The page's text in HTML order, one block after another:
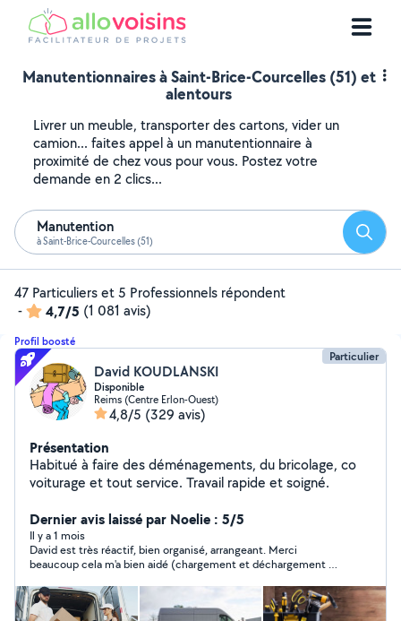
Manutentionnaires à Saint-Brice-Courcelles (51) et
alentours
Livrer un meuble, transporter des cartons, vider un
camion... faites appel à un manutentionnaire à
proximité de chez vous pour vous. Postez votre
demande en 2 clics...
Manutention
à Saint-Brice-Courcelles (51)
47 Particuliers et 5 Professionnels répondent
-
4,7/5 (1 081 avis)
Profil boosté
Particulier
David KOUDLANSKI
Disponible
Reims (Centre Erlon-Ouest)
4,8/5 (329 avis)
Présentation
Habitué à faire des déménagements, du bricolage, co
voiturage et tout service. Travail rapide et soigné.
Dernier avis laissé par Noelie : 5/5
Il y a 1 mois
David est très réactif, bien organisé, arrangeant. Merci
beaucoup cela m'a bien aidé (chargement et déchargement de